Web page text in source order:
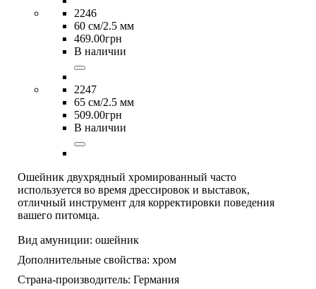
2246
60 см/2.5 мм
469.00грн
В наличии
2247
65 см/2.5 мм
509.00грн
В наличии
Ошейник двухрядный хромированный часто
используется во время дрессировок и выставок,
отличный инструмент для корректировки поведения
вашего питомца.
Вид амуниции: ошейник
Дополнительные свойства: хром
Страна-производитель: Германия